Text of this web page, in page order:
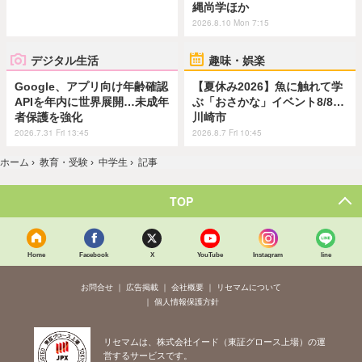
縄尚学ほか
2026.8.10 Mon 7:15
デジタル生活
Google、アプリ向け年齢確認
APIを年内に世界展開…未成年
者保護を強化
2026.7.31 Fri 13:45
趣味・娯楽
【夏休み2026】魚に触れて学
ぶ「おさかな」イベント8/8…
川崎市
2026.8.7 Fri 10:45
ホーム › 教育・受験 › 中学生 › 記事
TOP
Home Facebook X YouTube Instagram line
お問合せ 広告掲載 会社概要
リセマムについて
個人情報保護方針
リセマムは、株式会社イード（東証グロース上場）の運
営するサービスです。